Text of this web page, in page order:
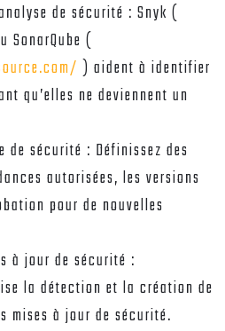
de sécurité : Snyk (
SonarQube (
) aident à identifier
qu’elles ne deviennent un
de sécurité : Définissez des
autorisées, les versions
pour de nouvelles
à jour de sécurité :
la détection et la création de
mises à jour de sécurité.